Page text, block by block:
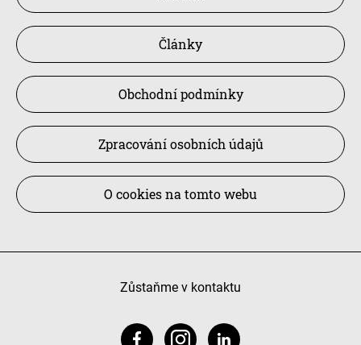
Články
Obchodní podmínky
Zpracování osobních údajů
O cookies na tomto webu
Zůstaňme v kontaktu